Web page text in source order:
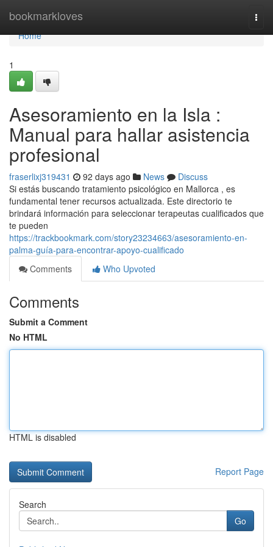
bookmarkloves
Home
Home
1
Asesoramiento en la Isla :
Manual para hallar asistencia
profesional
fraserlixj319431 92 days ago News
Discuss
Si estás buscando tratamiento psicológico en Mallorca , es
fundamental tener recursos actualizada. Este directorio te
brindará información para seleccionar terapeutas cualificados que
te pueden
https://trackbookmark.com/story23234663/asesoramiento-en-
palma-guía-para-encontrar-apoyo-cualificado
Comments
Who Upvoted
Comments
Submit a Comment
No HTML
HTML is disabled
Report Page
Search
Go